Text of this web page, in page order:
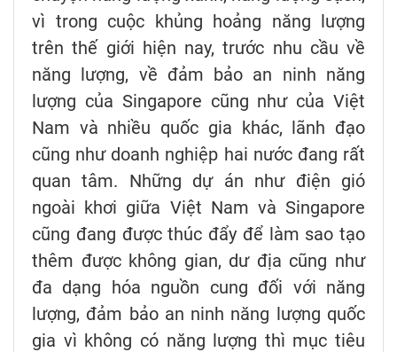
vì trong cuộc khủng hoảng năng lượng
trên thế giới hiện nay, trước nhu cầu về
năng lượng, về đảm bảo an ninh năng
lượng của Singapore cũng như của Việt
Nam và nhiều quốc gia khác, lãnh đạo
cũng như doanh nghiệp hai nước đang rất
quan tâm. Những dự án như điện gió
ngoài khơi giữa Việt Nam và Singapore
cũng đang được thúc đẩy để làm sao tạo
thêm được không gian, dư địa cũng như
đa dạng hóa nguồn cung đối với năng
lượng, đảm bảo an ninh năng lượng quốc
gia vì không có năng lượng thì mục tiêu